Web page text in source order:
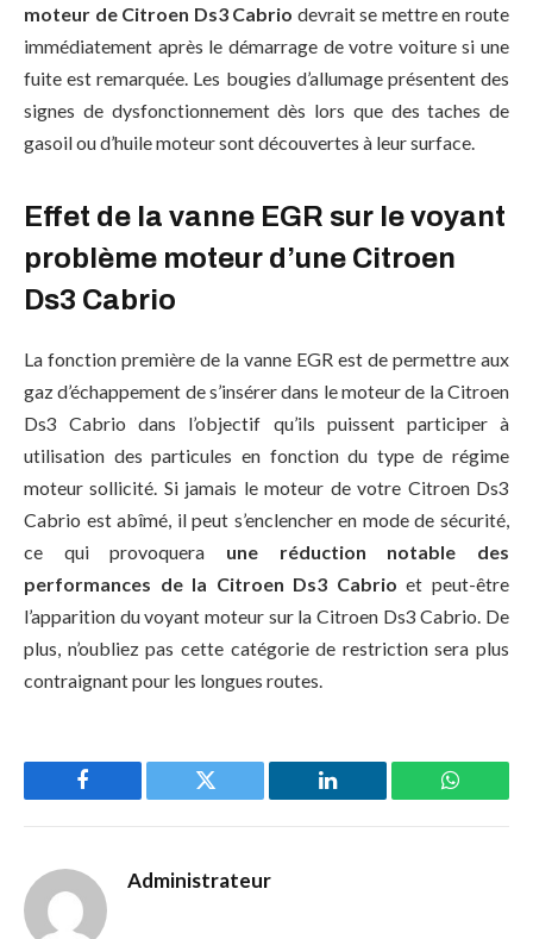
moteur de Citroen Ds3 Cabrio devrait se mettre en route
immédiatement après le démarrage de votre voiture si une
fuite est remarquée. Les bougies d’allumage présentent des
signes de dysfonctionnement dès lors que des taches de
gasoil ou d’huile moteur sont découvertes à leur surface.
Effet de la vanne EGR sur le voyant
problème moteur d’une Citroen
Ds3 Cabrio
La fonction première de la vanne EGR est de permettre aux
gaz d’échappement de s’insérer dans le moteur de la Citroen
Ds3 Cabrio dans l’objectif qu’ils puissent participer à
utilisation des particules en fonction du type de régime
moteur sollicité. Si jamais le moteur de votre Citroen Ds3
Cabrio est abîmé, il peut s’enclencher en mode de sécurité,
ce qui provoquera une réduction notable des
performances de la Citroen Ds3 Cabrio et peut-être
l’apparition du voyant moteur sur la Citroen Ds3 Cabrio. De
plus, n’oubliez pas cette catégorie de restriction sera plus
contraignant pour les longues routes.
Facebook Twitter LinkedIn
Administrateur